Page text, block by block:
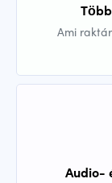
Ami
Audio-